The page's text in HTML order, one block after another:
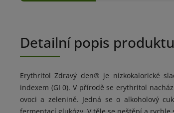
Detailní popis produktu
Erythritol Zdravý den® je nízkokalorické
indexem (GI 0). V přírodě se erythritol
ovoci a zelenině. Jedná se o alkoholový